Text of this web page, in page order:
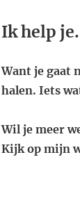
Ik help
Want je gaat
halen. Iets
Wil je meer
Kijk op mijn